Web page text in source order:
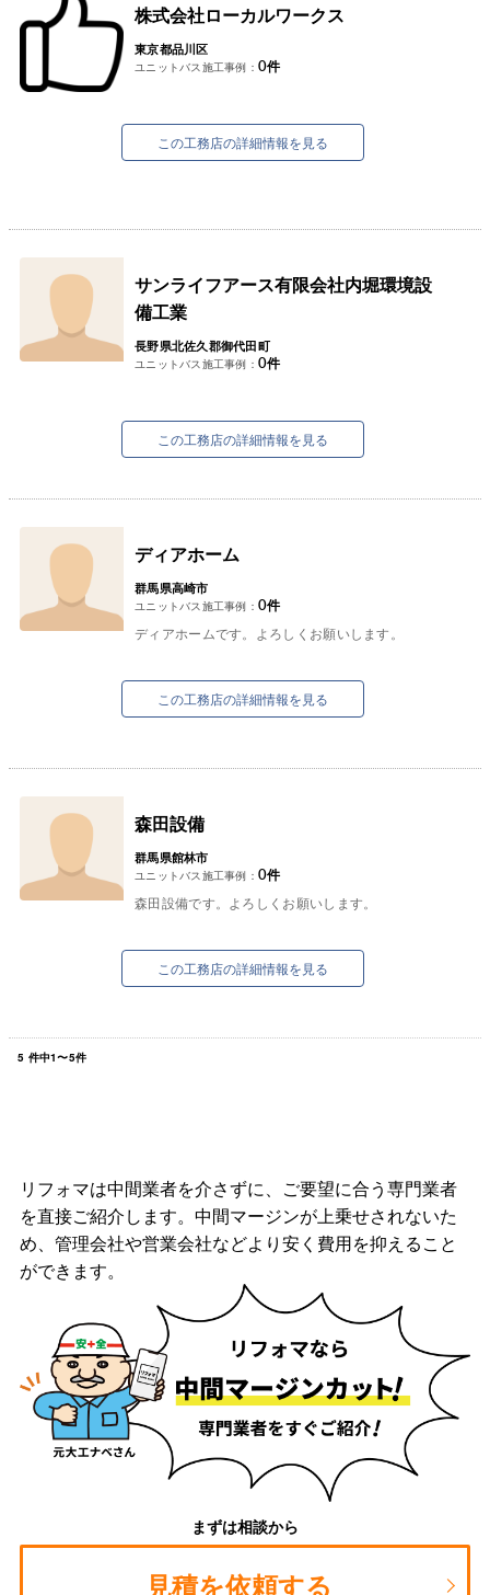
株式会社ローカルワークス
東京都品川区
ユニットバス施工事例： 0件
この工務店の詳細情報を見る
サンライフアース有限会社内堀環境設
備工業
長野県北佐久郡御代田町
ユニットバス施工事例： 0件
この工務店の詳細情報を見る
ディアホーム
群馬県高崎市
ユニットバス施工事例： 0件
ディアホームです。よろしくお願いします。
この工務店の詳細情報を見る
森田設備
群馬県館林市
ユニットバス施工事例： 0件
森田設備です。よろしくお願いします。
この工務店の詳細情報を見る
5 件中1〜5件
リフォマは中間業者を介さずに、ご要望に合う専門業者
を直接ご紹介します。中間マージンが上乗せされないた
め、管理会社や営業会社などより安く費用を抑えること
ができます。
まずは相談から
見積を依頼する